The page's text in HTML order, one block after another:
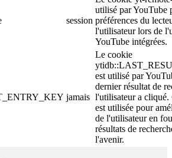
session
utilisé par YouTube
préférences du
l'utilisateur lors de
YouTube intégrées.
jamais
Le cookie
est utilisé par
dernier résultat de
l'utilisateur a
est utilisée pour
de l'utilisateur en
résultats de
l'avenir.